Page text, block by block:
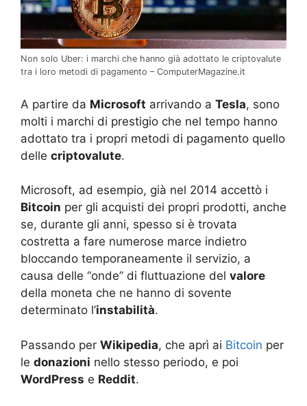
Non solo Uber: i marchi che hanno già adottato le criptovalute
tra i loro metodi di pagamento – ComputerMagazine.it
A partire da Microsoft arrivando a Tesla, sono
molti i marchi di prestigio che nel tempo hanno
adottato tra i propri metodi di pagamento quello
delle criptovalute.
Microsoft, ad esempio, già nel 2014 accettò i
Bitcoin per gli acquisti dei propri prodotti, anche
se, durante gli anni, spesso si è trovata
costretta a fare numerose marce indietro
bloccando temporaneamente il servizio, a
causa delle “onde” di fluttuazione del valore
della moneta che ne hanno di sovente
determinato l’instabilità.
Passando per Wikipedia, che aprì ai Bitcoin per
le donazioni nello stesso periodo, e poi
WordPress e Reddit.